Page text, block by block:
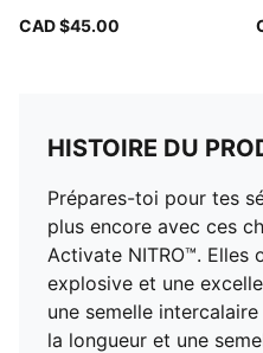
CAD $45.00
HISTOIRE DU
Prépares-toi pour tes
plus encore avec ces
Activate NITRO™. Elles
explosive et une
une semelle
la longueur et une